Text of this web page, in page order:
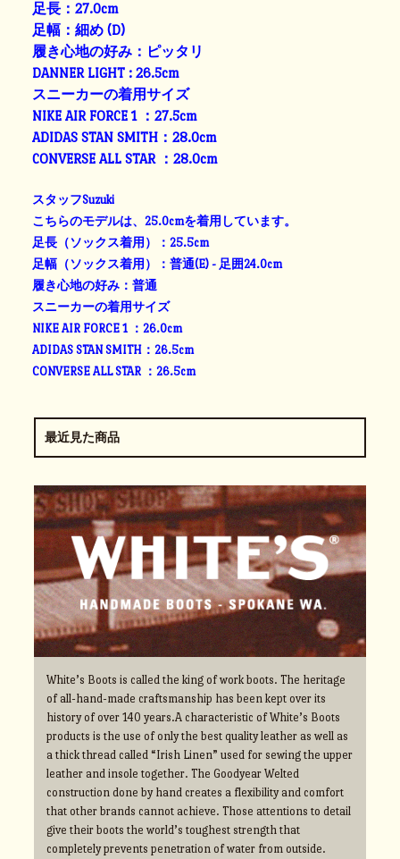
足長：27.0cm
足幅：細め (D)
履き心地の好み：ピッタリ
DANNER LIGHT : 26.5cm
スニーカーの着用サイズ
NIKE AIR FORCE 1 ：27.5cm
ADIDAS STAN SMITH：28.0cm
CONVERSE ALL STAR ：28.0cm
スタッフSuzuki
こちらのモデルは、25.0cmを着用しています。
足長（ソックス着用）：25.5cm
足幅（ソックス着用）：普通(E) - 足囲24.0cm
履き心地の好み：普通
スニーカーの着用サイズ
NIKE AIR FORCE 1 ：26.0cm
ADIDAS STAN SMITH：26.5cm
CONVERSE ALL STAR ：26.5cm
最近見た商品
White’s Boots is called the king of work boots. The heritage
of all-hand-made craftsmanship has been kept over its
history of over 140 years.A characteristic of White’s Boots
products is the use of only the best quality leather as well as
a thick thread called “Irish Linen” used for sewing the upper
leather and insole together. The Goodyear Welted
construction done by hand creates a flexibility and comfort
that other brands cannot achieve. Those attentions to detail
give their boots the world’s toughest strength that
completely prevents penetration of water from outside.